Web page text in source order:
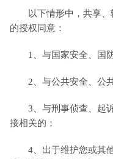
以下情形中，共享
的授权同意：
1、与国家安全、国
2、与公共安全、公
3、与刑事侦查、起
接相关的；
4、出于维护您或其